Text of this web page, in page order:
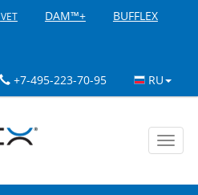
VET DAM™+ BUFFLEX
+7-495-223-70-95 RU